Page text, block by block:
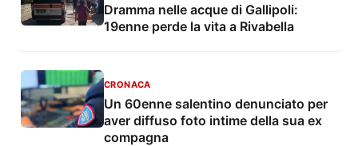
Dramma nelle acque di Gallipoli:
19enne perde la vita a Rivabella
CRONACA
Un 60enne salentino denunciato per
aver diffuso foto intime della sua ex
compagna